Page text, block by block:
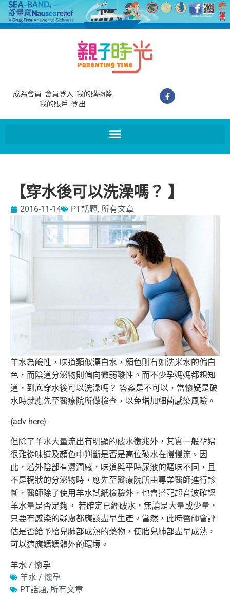
成為會員 會員登入 我的購物籃
我的賬戶 登出
【穿水後可以洗澡嗎？ 】
2016-11-14 PT話題, 所有文章
羊水為鹼性，味道類似漂白水，顏色則有如洗米水的偏白
色，而陰道分泌物則偏向微弱酸性。而不少孕媽媽都想知
道，到底穿水後可以洗澡嗎？ 答案是不可以，當懷疑是破
水時就應先至醫療院所做檢查，以免增加細菌感染風險。
{adv here}
但除了羊水大量流出有明顯的破水徵兆外，其實一般孕婦
很難從味道及顏色中判斷是否是高位破水在慢慢流。因
此，若外陰部有濕潤感， 味道與平時尿液的騷味不同，且
不是稠狀的分泌物時， 應先至醫療院所由專業醫師進行診
斷，醫師除了使用羊水試紙檢驗外 ，也會搭配超音波確認
羊水量是否足夠。 若確定已經破水，無論是大量或少量，
只要有感染的疑慮都應該盡早生產。當然，此時醫師會評
估是否給予胎兒肺部成熟的藥物，使胎兒肺部盡早成熟，
可以適應媽媽體外的環境。
羊水 / 懷孕
羊水 / 懷孕
PT話題, 所有文章